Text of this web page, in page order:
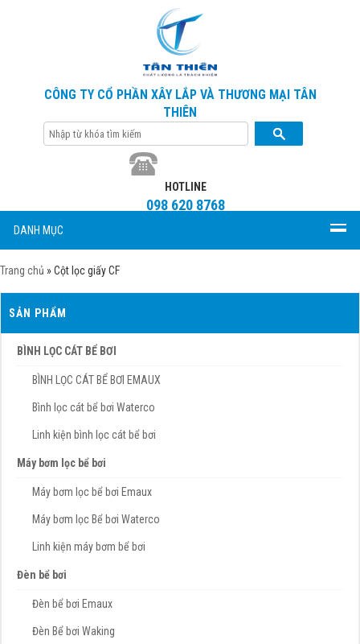
CÔNG TY CỔ PHẦN XÂY LẮP VÀ THƯƠNG MẠI TÂN
THIÊN
HOTLINE
098 620 8768
DANH MỤC
Trang chủ »Cột lọc giấy CF
SẢN PHẨM
BÌNH LỌC CÁT BỂ BƠI
BÌNH LỌC CÁT BỂ BƠI EMAUX
Bình lọc cát bể bơi Waterco
Linh kiện bình lọc cát bể bơi
Máy bơm lọc bể bơi
Máy bơm lọc bể bơi Emaux
Máy bơm lọc Bể bơi Waterco
Linh kiện máy bơm bể bơi
Đèn bể bơi
Đèn bể bơi Emaux
Đèn Bể bơi Waking